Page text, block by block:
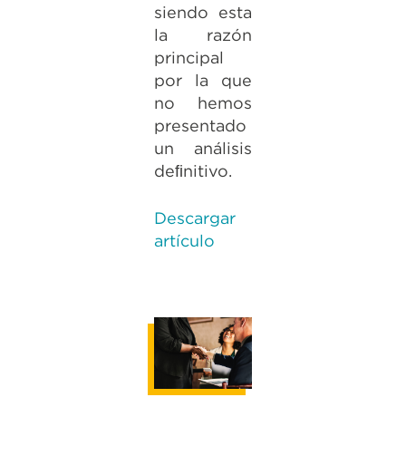
siendo esta
la razón
principal
por la que
no hemos
presentado
un análisis
deﬁnitivo.
Descargar
artículo